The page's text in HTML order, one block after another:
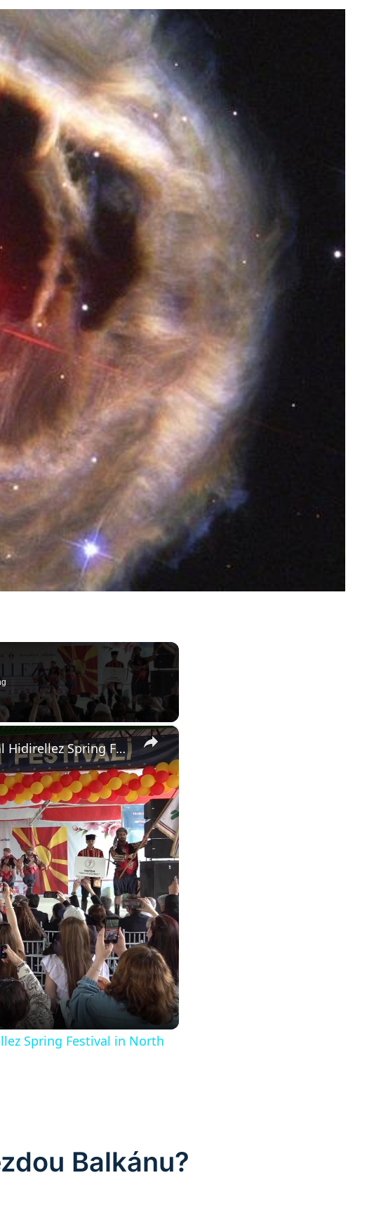
×
North Macedonia: Valandovo hosts 33rd International Hidirellez Spring Festival in North Macedonia.
Spring Festival in North
Balkánu?